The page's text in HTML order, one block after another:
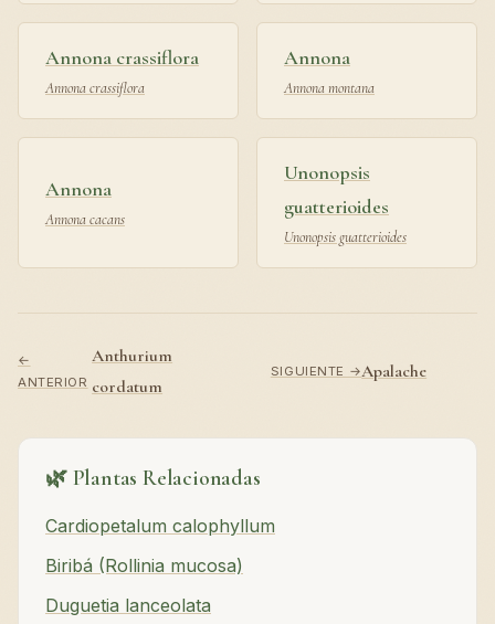
Annona crassiflora
Annona crassiflora
Annona
Annona montana
Annona
Annona cacans
Unonopsis
guatterioides
Unonopsis guatterioides
←
ANTERIOR
Anthurium
cordatum
SIGUIENTE →Apalache
🌿 Plantas Relacionadas
Cardiopetalum calophyllum
Biribá (Rollinia mucosa)
Duguetia lanceolata